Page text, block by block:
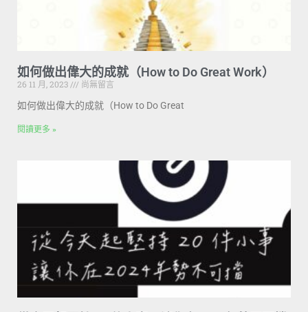
如何做出偉大的成就（How to Do Great Work）
26 11 月, 2023
尚無留言
如何做出偉大的成就（How to Do Great
閱讀更多 »